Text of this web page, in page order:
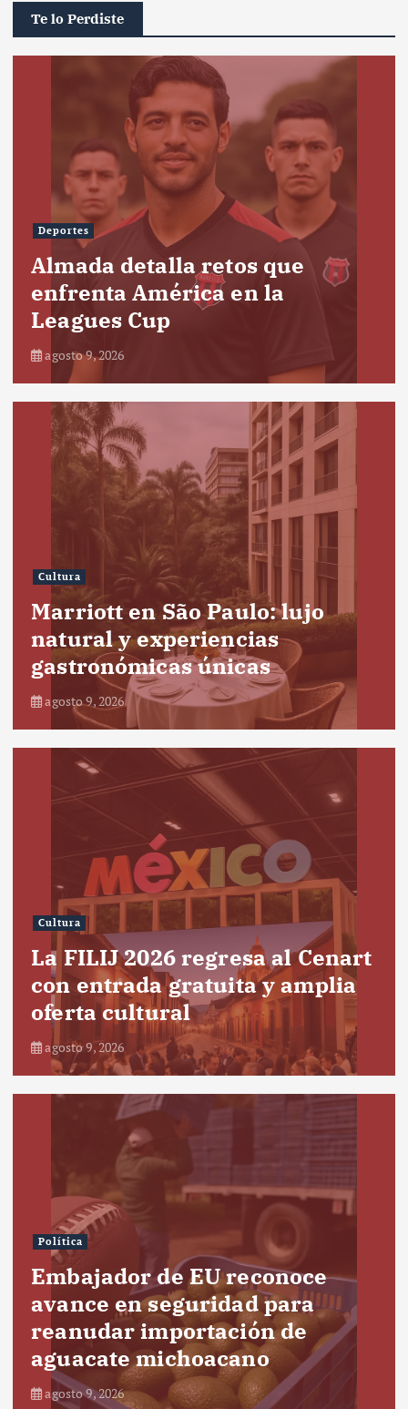
Te lo Perdiste
Deportes
Almada detalla retos que
enfrenta América en la
Leagues Cup
agosto 9, 2026
Cultura
Marriott en São Paulo: lujo
natural y experiencias
gastronómicas únicas
agosto 9, 2026
Cultura
La FILIJ 2026 regresa al Cenart
con entrada gratuita y amplia
oferta cultural
agosto 9, 2026
Política
Embajador de EU reconoce
avance en seguridad para
reanudar importación de
aguacate michoacano
agosto 9, 2026